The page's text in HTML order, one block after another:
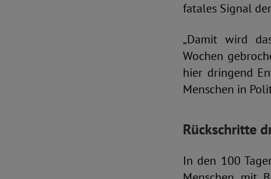
fatales Signal
„Damit wird
Wochen
hier dringend
Menschen in
Rückschritte
In den 100